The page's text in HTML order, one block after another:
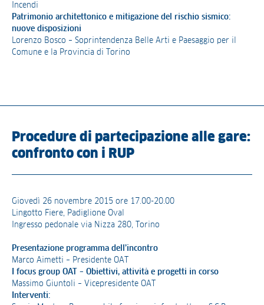
Incendi
Patrimonio architettonico e mitigazione del rischio sismico:
nuove disposizioni
Lorenzo Bosco – Soprintendenza Belle Arti e Paesaggio per il
Comune e la Provincia di Torino
Procedure di partecipazione alle gare:
confronto con i RUP
Giovedì 26 novembre 2015 ore 17.00-20.00
Lingotto Fiere, Padiglione Oval
Ingresso pedonale via Nizza 280, Torino
Presentazione programma dell’incontro
Marco Aimetti – Presidente OAT
I focus group OAT – Obiettivi, attività e progetti in corso
Massimo Giuntoli – Vicepresidente OAT
Interventi: